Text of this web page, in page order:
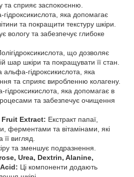
та сприяє заспокоєнню.
яка допомагає
та покращити текстуру шкіри.
вологу та забезпечує глибоке
що дозволяє
шар шкіри та покращувати її стан.
гідроксикислота, яка
та сприяє виробленню колагену.
гідроксикислота, яка допомагає в
та забезпечує очищення
Fruit Extract: Екстракт папаї,
ферментами та вітамінами, які
вигляд.
та зменшує подразнення.
Urea, Dextrin, Alanine,
Ці компоненти додають